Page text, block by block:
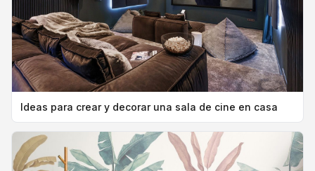
Ideas para crear y decorar una sala de cine en casa